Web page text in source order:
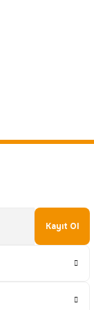
Kayıt Ol